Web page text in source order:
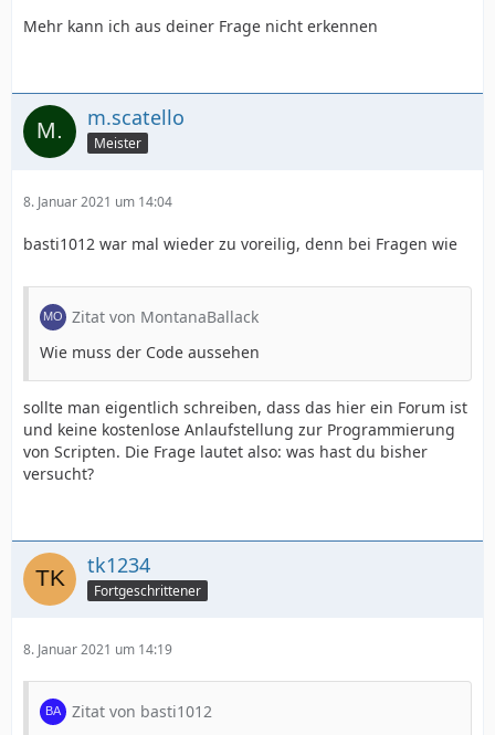
Mehr kann ich aus deiner Frage nicht erkennen
m.scatello
Meister
8. Januar 2021 um 14:04
basti1012 war mal wieder zu voreilig, denn bei Fragen wie
Zitat von MontanaBallack
Wie muss der Code aussehen
sollte man eigentlich schreiben, dass das hier ein Forum ist
und keine kostenlose Anlaufstellung zur Programmierung
von Scripten. Die Frage lautet also: was hast du bisher
versucht?
tk1234
Fortgeschrittener
8. Januar 2021 um 14:19
Zitat von basti1012